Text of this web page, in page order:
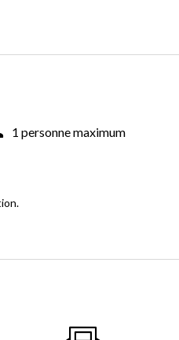
1 personne maximum